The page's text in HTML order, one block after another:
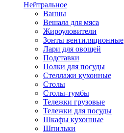
Нейтральное
Ванны
Вешала для мяса
Жироуловители
Зонты вентиляционные
Лари для овощей
Подставки
Полки для посуды
Стеллажи кухонные
Столы
Столы-тумбы
Тележки грузовые
Тележки для посуды
Шкафы кухонные
Шпильки